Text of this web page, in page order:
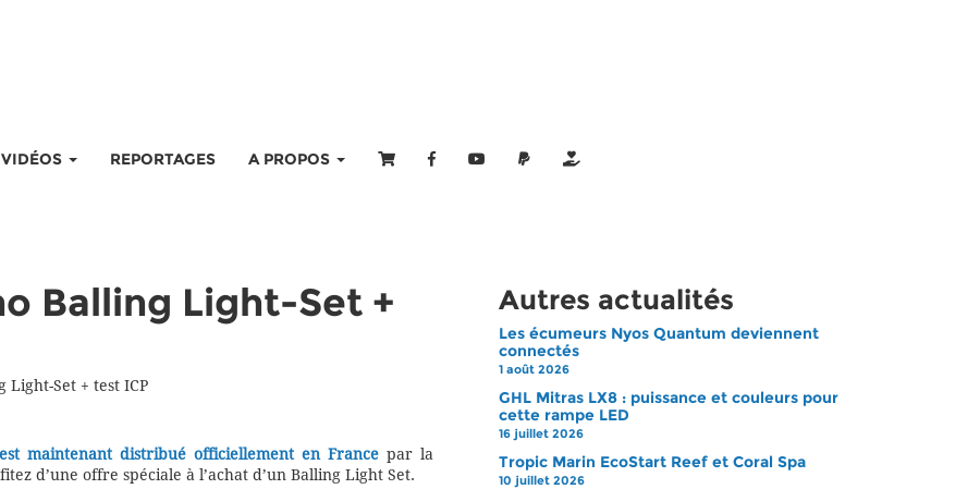
VIDÉOS REPORTAGES A PROPOS
Balling Light-Set +
Set + test ICP
maintenant distribué officiellement en France par la
d’une offre spéciale à l’achat d’un Balling Light Set.
Autres actualités
Les écumeurs Nyos Quantum deviennent
connectés
1 août 2026
GHL Mitras LX8 : puissance et couleurs pour
cette rampe LED
16 juillet 2026
Tropic Marin EcoStart Reef et Coral Spa
10 juillet 2026